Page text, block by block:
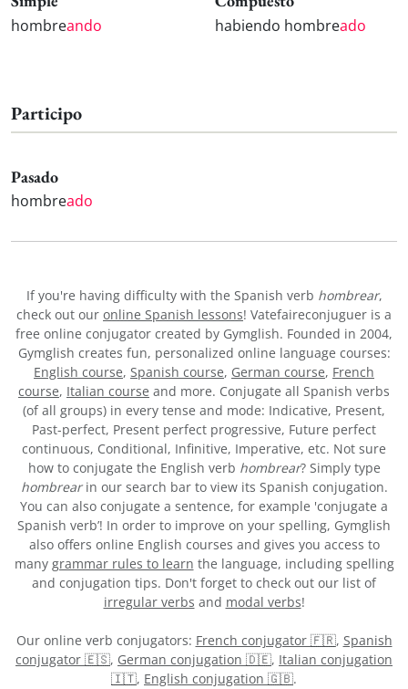
hombreando habiendo hombreado
Participo
Pasado
hombreado
If you're having difficulty with the Spanish verb hombrear,
check out our online Spanish lessons! Vatefaireconjuguer is a
free online conjugator created by Gymglish. Founded in 2004,
Gymglish creates fun, personalized online language courses:
English course, Spanish course, German course, French
course, Italian course and more. Conjugate all Spanish verbs
(of all groups) in every tense and mode: Indicative, Present,
Past-perfect, Present perfect progressive, Future perfect
continuous, Conditional, Infinitive, Imperative, etc. Not sure
how to conjugate the English verb hombrear? Simply type
hombrearin our search bar to view its Spanish conjugation.
You can also conjugate a sentence, for example 'conjugate a
Spanish verb’! In order to improve on your spelling, Gymglish
also offers online English courses and gives you access to
many grammar rules to learn the language, including spelling
and conjugation tips. Don't forget to check out our list of
irregular verbs and modal verbs!
Our online verb conjugators: French conjugator 🇫🇷, Spanish
conjugator 🇪🇸, German conjugation 🇩🇪, Italian conjugation
🇮🇹, English conjugation 🇬🇧.